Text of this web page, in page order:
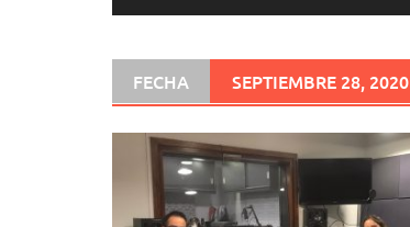
FECHA SEPTIEMBRE 28, 2020